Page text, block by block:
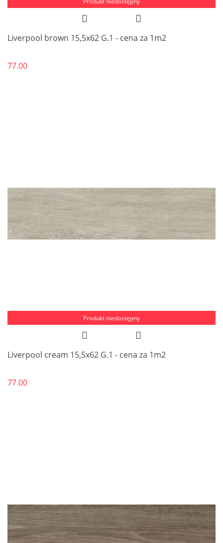
Liverpool brown 15,5x62 G.1 - cena za 1m2
77.00
Produkt niedostępny
Liverpool cream 15,5x62 G.1 - cena za 1m2
77.00